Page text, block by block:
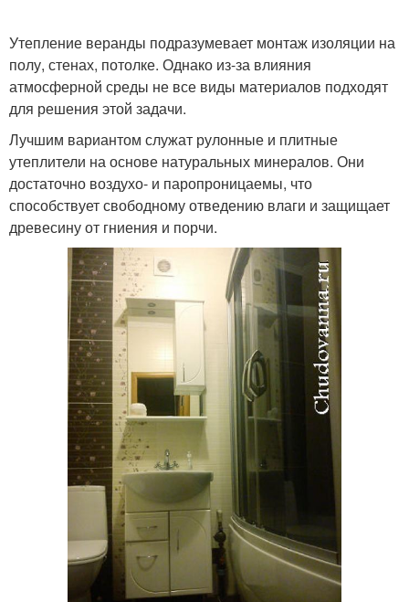
Утепление веранды подразумевает монтаж изоляции на
полу, стенах, потолке. Однако из-за влияния
атмосферной среды не все виды материалов подходят
для решения этой задачи.
Лучшим вариантом служат рулонные и плитные
утеплители на основе натуральных минералов. Они
достаточно воздухо- и паропроницаемы, что
способствует свободному отведению влаги и защищает
древесину от гниения и порчи.